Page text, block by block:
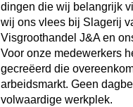
dingen die wij belangrijk
wij ons vlees bij Slagerij
Visgroothandel J&A en
Voor onze medewerkers
gecreëerd die
arbeidsmarkt. Geen
volwaardige werkplek.